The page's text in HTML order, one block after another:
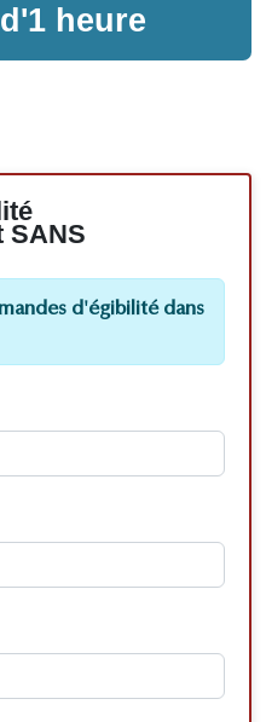
heure
SANS
d'égibilité dans